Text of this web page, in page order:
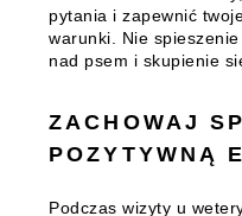
pytania i zapewnić
warunki. Nie
nad psem i skupienie
ZACHOWAJ
POZYTYWNĄ
Podczas wizyty u